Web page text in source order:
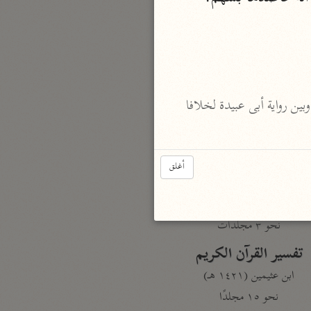
أيسر التفاسير
نحو ٣ مجلدات
نحو ٣ مجلدات
تفسير القرآن الكريم
ابن عثيمين (١٤٢١ هـ)
نحو ١٥ مجلدًا
أغلق